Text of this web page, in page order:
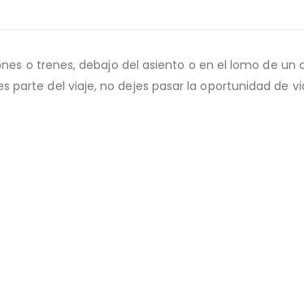
o trenes, debajo del asiento o en el lomo de
del viaje, no dejes pasar la oportunidad de